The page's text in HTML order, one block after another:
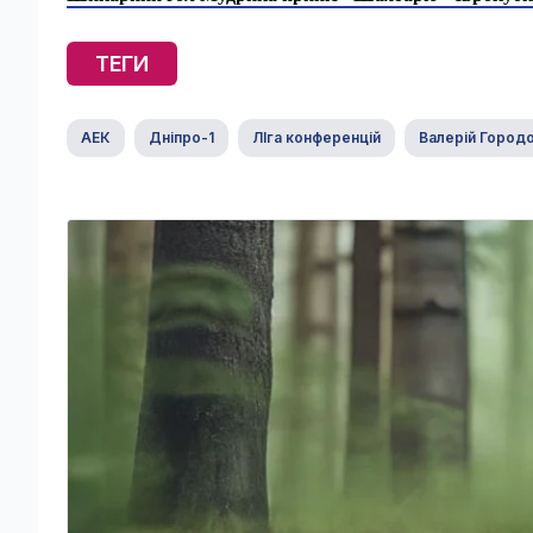
ТЕГИ
АЕК Дніпро-1 ЛІга конференцій Валерій